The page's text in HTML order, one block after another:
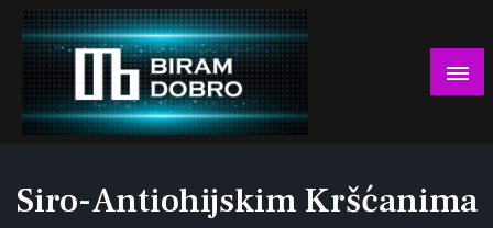
Skip
content
Siro-Antiohijskim Kršćanima